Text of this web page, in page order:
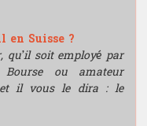
en Suisse ?
qu’il soit employé par
ou amateur
et il vous le dira : le